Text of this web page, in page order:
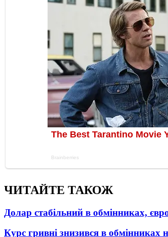
ЧИТАЙТЕ ТАКОЖ
Долар стабільний в обмінниках,
Курс гривні знизився в обмінниках